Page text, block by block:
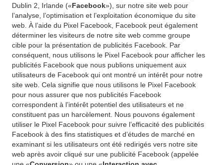
Dublin 2, Irlande («Facebook»), sur notre site web pour
l’analyse, l’optimisation et l’exploitation économique du site
web. À l’aide du Pixel Facebook, Facebook peut également
déterminer les visiteurs de notre site web comme groupe
cible pour la présentation de publicités Facebook. Par
conséquent, nous utilisons le Pixel Facebook pour afficher les
publicités Facebook que nous publions uniquement aux
utilisateurs de Facebook qui ont montré un intérêt pour notre
site web. Cela signifie que nous utilisons le Pixel Facebook
pour nous assurer que nos publicités Facebook
correspondent à l’intérêt potentiel des utilisateurs et ne
constituent pas un harcèlement. Nous pouvons également
utiliser le Pixel Facebook pour suivre l’efficacité des publicités
Facebook à des fins statistiques et d’études de marché en
examinant si les utilisateurs ont été redirigés vers notre site
web après avoir cliqué sur une publicité Facebook (appelée